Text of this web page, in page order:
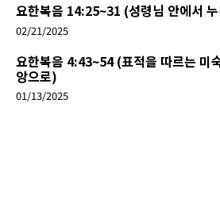
요한복음 14:25~31 (성령님 안에서
02/21/2025
요한복음 4:43~54 (표적을 따르는 미
앙으로)
01/13/2025